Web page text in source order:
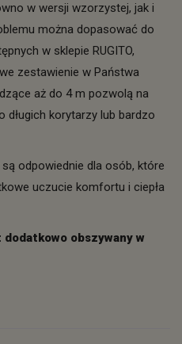
w wersji wzorzystej, jak i
można dopasować do
w sklepie RUGITO,
zestawienie w Państwa
aż do 4 m pozwolą na
korytarzy lub bardzo
odpowiednie dla osób, które
uczucie komfortu i ciepła
dodatkowo obszywany w